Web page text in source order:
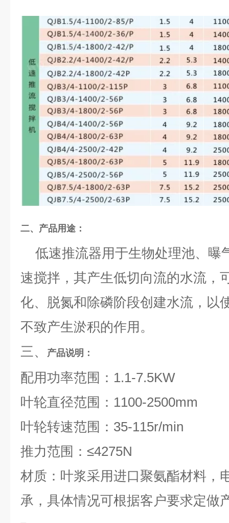
二、 产品用途：
低速推流器用于生物处理池、曝
速搅拌，其产生低切向流的水流，
化、脱氮和除磷阶段创建水流，以
不致产生淤积的作用。
三、
产品说明：
配用功率范围：1.1-7.5KW
叶轮直径范围：1100-2500mm
叶轮转速范围：35-115r/min
推力范围：≤4275N
材质：叶浆采用进口聚氨酯材料，
承，具体情况可根据客户要求定做